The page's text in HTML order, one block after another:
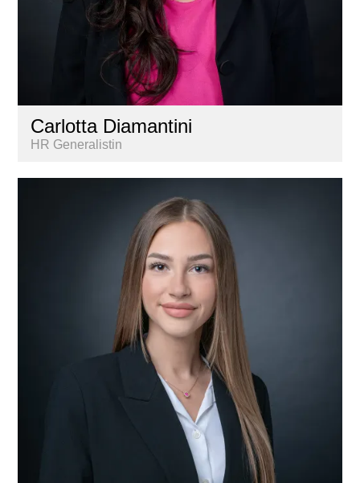
Carlotta Diamantini
HR Generalistin